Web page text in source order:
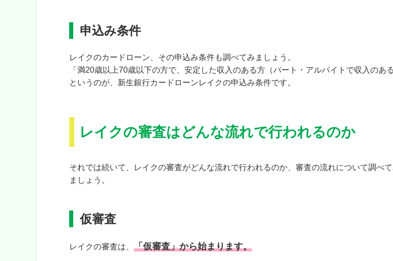
申込み条件
レイクのカードローン、その申込み条件も調べてみましょう。
「満20歳以上70歳以下の方で、安定した収入のある方（パート・アルバイトで収入のある
というのが、新生銀行カードローンレイクの申込み条件です。
レイクの審査はどんな流れで行われるのか
それでは続いて、レイクの審査がどんな流れで行われるのか、審査の流れについて調べ
ましょう。
仮審査
レイクの審査は、 「仮審査」から始まります。